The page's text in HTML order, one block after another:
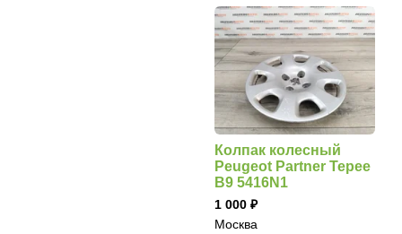
Колпак колесный
Peugeot Partner Tepee
B9 5416N1
1 000
Москва